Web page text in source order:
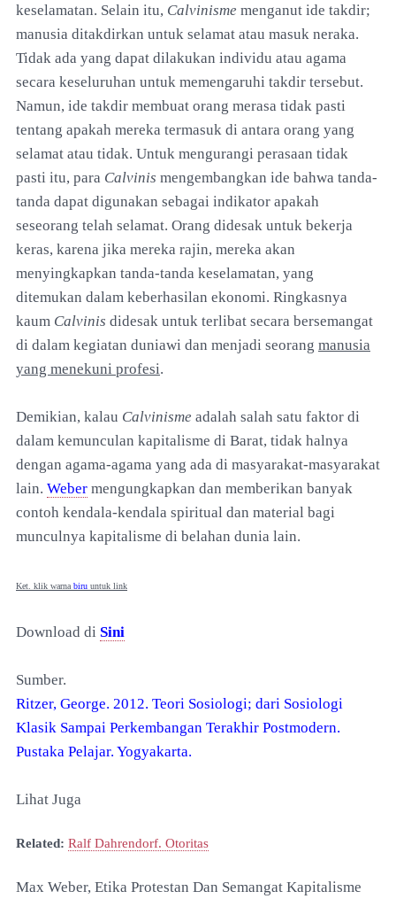
keselamatan. Selain itu, Calvinisme menganut ide takdir;
manusia ditakdirkan untuk selamat atau masuk neraka.
Tidak ada yang dapat dilakukan individu atau agama
secara keseluruhan untuk memengaruhi takdir tersebut.
Namun, ide takdir membuat orang merasa tidak pasti
tentang apakah mereka termasuk di antara orang yang
selamat atau tidak. Untuk mengurangi perasaan tidak
pasti itu, para Calvinis mengembangkan ide bahwa tanda-
tanda dapat digunakan sebagai indikator apakah
seseorang telah selamat. Orang didesak untuk bekerja
keras, karena jika mereka rajin, mereka akan
menyingkapkan tanda-tanda keselamatan, yang
ditemukan dalam keberhasilan ekonomi. Ringkasnya
kaum Calvinis didesak untuk terlibat secara bersemangat
di dalam kegiatan duniawi dan menjadi seorang manusia
yang menekuni profesi.
Demikian, kalau Calvinisme adalah salah satu faktor di
dalam kemunculan kapitalisme di Barat, tidak halnya
dengan agama-agama yang ada di masyarakat-masyarakat
lain. Weber mengungkapkan dan memberikan banyak
contoh kendala-kendala spiritual dan material bagi
munculnya kapitalisme di belahan dunia lain.
Ket. klik warna biru untuk link
Download di Sini
Sumber.
Ritzer, George. 2012. Teori Sosiologi; dari Sosiologi
Klasik Sampai Perkembangan Terakhir Postmodern.
Pustaka Pelajar. Yogyakarta.
Lihat Juga
Related: Ralf Dahrendorf. Otoritas
Max Weber, Etika Protestan Dan Semangat Kapitalisme